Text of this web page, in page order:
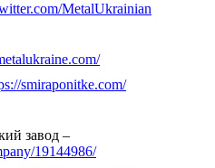
MetalUkrainian
smiraponitke.com/
завод –
19144986/